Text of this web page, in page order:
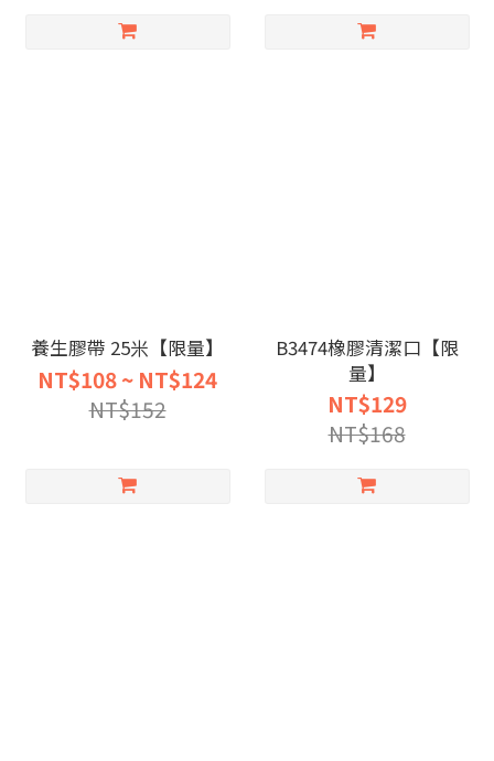
養生膠帶 25米【限量】
NT$108 ~ NT$124
NT$152
B3474橡膠清潔口【限
量】
NT$129
NT$168